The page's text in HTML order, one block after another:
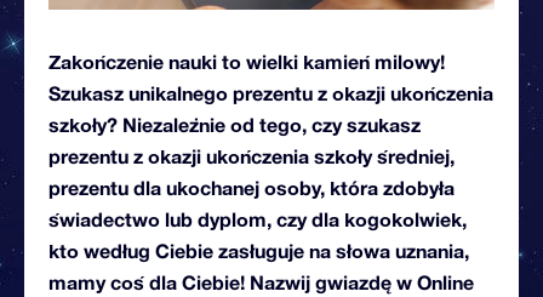
Zakończenie nauki to wielki kamień milowy!
Szukasz unikalnego prezentu z okazji ukończenia
szkoły? Niezależnie od tego, czy szukasz
prezentu z okazji ukończenia szkoły średniej,
prezentu dla ukochanej osoby, która zdobyła
świadectwo lub dyplom, czy dla kogokolwiek,
kto według Ciebie zasługuje na słowa uznania,
mamy coś dla Ciebie! Nazwij gwiazdę w Online